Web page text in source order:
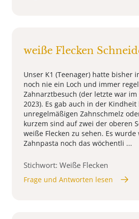
weiße Flecken
Unser K1 (Teenager) hatte bisher
noch nie ein Loch und immer
Zahnarztbesuch (der letzte war
2023). Es gab auch in der Kindheit
unregelmäßigen Zahnschmelz
kurzem sind auf zwei der oberen
weiße Flecken zu sehen. Es
Zahnpasta noch das wöchentli ...
Stichwort: Weiße Flecken
Frage und Antworten lesen